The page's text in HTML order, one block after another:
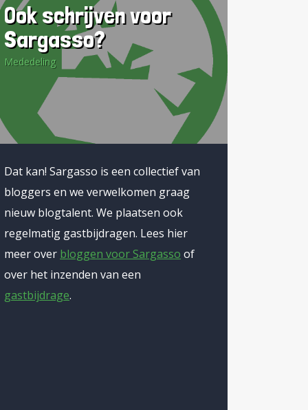
Ook schrijven voor
Sargasso?
Mededeling
Dat kan! Sargasso is een collectief van
bloggers en we verwelkomen graag
nieuw blogtalent. We plaatsen ook
regelmatig gastbijdragen. Lees hier
meer over bloggen voor Sargasso of
over het inzenden van een
gastbijdrage.